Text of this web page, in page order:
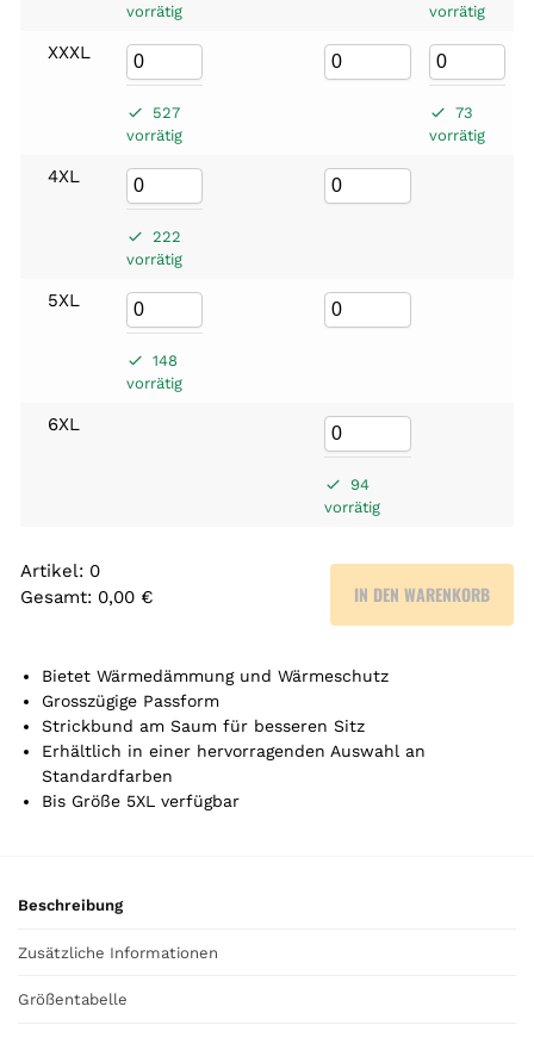
vorrätig
vorrätig
XXXL
527
vorrätig
73
vorrätig
4XL
222
vorrätig
5XL
148
vorrätig
6XL
94
vorrätig
Artikel: 0
Gesamt: 0,00 €
r
t
i
k
l
u
t
o
IN DEN WARENKORB
Bietet Wärmedämmung und Wärmeschutz
Grosszügige Passform
Strickbund am Saum für besseren Sitz
Erhältlich in einer hervorragenden Auswahl an
Standardfarben
Bis Größe 5XL verfügbar
Beschreibung
Zusätzliche Informationen
Größentabelle